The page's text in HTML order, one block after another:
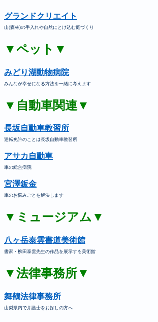
グランドクリエイト
山(森林)の手入れや自然にとけ込む庭づくり
▼ペット▼
みどり湖動物病院
みんなが幸せになる方法を一緒に考えます
▼自動車関連▼
長坂自動車教習所
運転免許のことは長坂自動車教習所
アサカ自動車
車の総合病院
宮澤鈑金
車のお悩みごとを解決します
▼ミュージアム▼
八ヶ岳泰雲書道美術館
書家・柳田泰雲先生の作品を展示する美術館
▼法律事務所▼
舞鶴法律事務所
山梨県内で弁護士をお探しの方へ